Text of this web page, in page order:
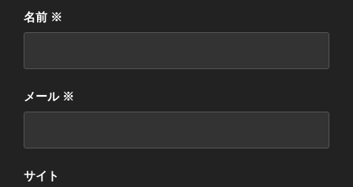
名前 ※
メール ※
サイト